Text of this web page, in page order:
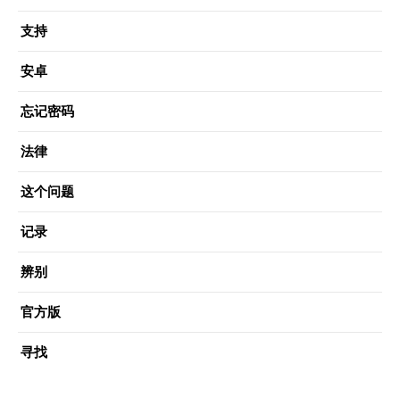
支持
安卓
忘记密码
法律
这个问题
记录
辨别
官方版
寻找